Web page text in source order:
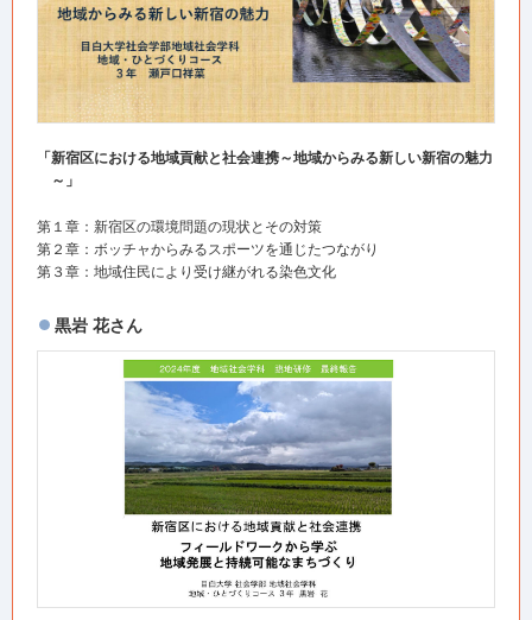
「新宿区における地域貢献と社会連携～地域からみる新しい新宿の魅力
～」
第１章：新宿区の環境問題の現状とその対策
第２章：ボッチャからみるスポーツを通じたつながり
第３章：地域住民により受け継がれる染色文化
黒岩 花さん